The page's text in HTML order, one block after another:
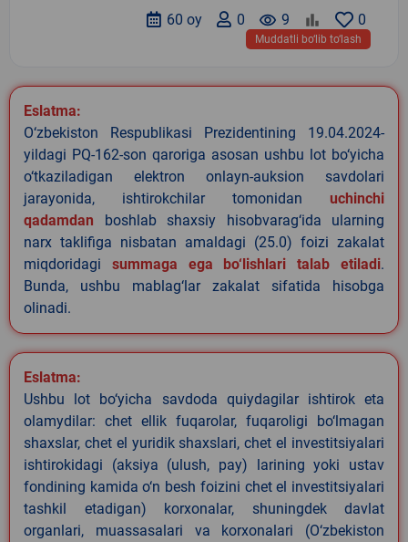
0
remove_red_eye 9
0
60 oy
Muddatli bo‘lib to‘lash
Eslatma:
O‘zbekiston Respublikasi Prezidentining 19.04.2024-
yildagi PQ-162-son qaroriga asosan ushbu lot bo‘yicha
o‘tkaziladigan elektron onlayn-auksion savdolari
jarayonida, ishtirokchilar tomonidan uchinchi
qadamdan boshlab shaxsiy hisobvarag‘ida ularning
narx taklifiga nisbatan amaldagi (25.0) foizi zakalat
miqdoridagi summaga ega bo‘lishlari talab etiladi.
Bunda, ushbu mablag‘lar zakalat sifatida hisobga
olinadi.
Eslatma:
Ushbu lot bo‘yicha savdoda quiydagilar ishtirok eta
olamydilar: chet ellik fuqarolar, fuqaroligi bo‘lmagan
shaxslar, chet el yuridik shaxslari, chet el investitsiyalari
ishtirokidagi (aksiya (ulush, pay) larining yoki ustav
fondining kamida o‘n besh foizini chet el investitsiyalari
tashkil etadigan) korxonalar, shuningdek davlat
organlari, muassasalari va korxonalari (O‘zbekiston